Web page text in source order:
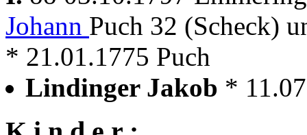
Johann Puch 32 (Scheck)
* 21.01.1775 Puch
Lindinger Jakob *